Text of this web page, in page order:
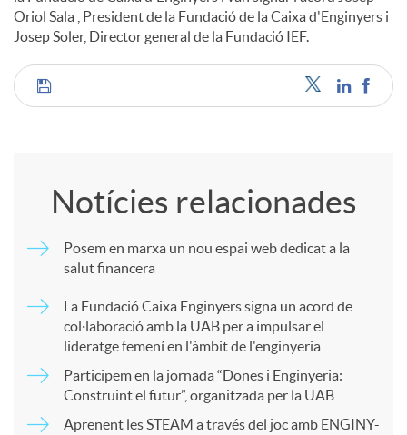
Oriol Sala , President de la Fundació de la Caixa d'Enginyers i
Josep Soler, Director general de la Fundació IEF.
C
m
Notícies relacionades
Posem en marxa un nou espai web dedicat a la
salut financera
La Fundació Caixa Enginyers signa un acord de
col·laboració amb la UAB per a impulsar el
lideratge femení en l'àmbit de l'enginyeria
Participem en la jornada “Dones i Enginyeria:
Construint el futur”, organitzada per la UAB
Aprenent les STEAM a través del joc amb ENGINY-